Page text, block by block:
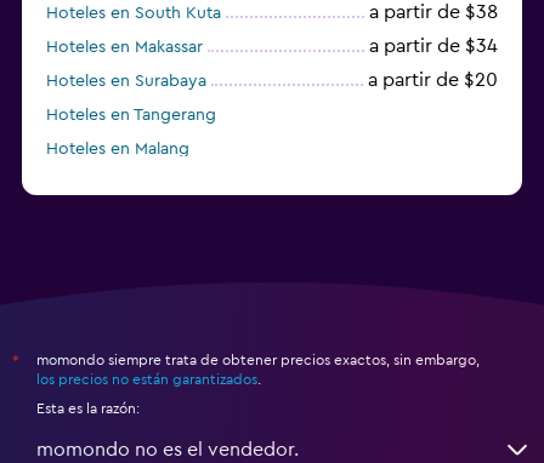
Hoteles en South Kuta a partir de $38
Hoteles en Makassar a partir de $34
Hoteles en Surabaya a partir de $20
Hoteles en Tangerang
Hoteles en Malang
*
momondo siempre trata de obtener precios exactos, sin embargo,
los precios no están garantizados
Esta es la razón:
momondo no es el vendedor.